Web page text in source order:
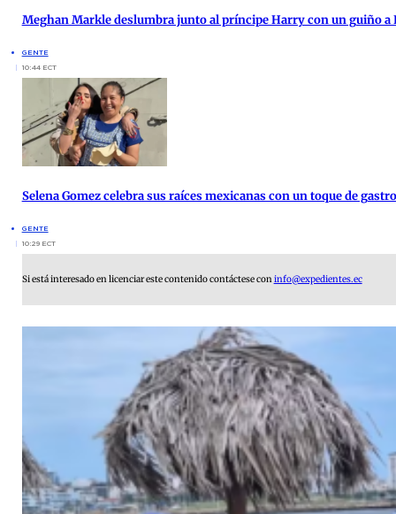
Meghan Markle deslumbra junto al príncipe Harry con un guiño a
GENTE
10:44 ECT
Selena Gomez celebra sus raíces mexicanas con un toque de
GENTE
10:29 ECT
Si está interesado en licenciar este contenido contáctese coninfo@expedientes.ec